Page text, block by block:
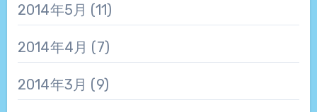
2014年5月 (11)
2014年4月 (7)
2014年3月 (9)